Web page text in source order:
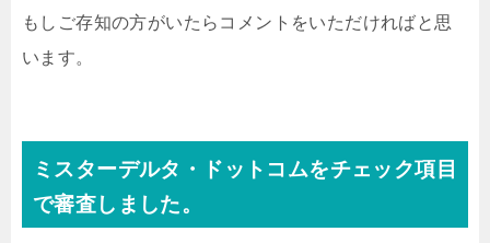
もしご存知の方がいたらコメントをいただければと思
います。
ミスターデルタ・ドットコムをチェック項目
で審査しました。